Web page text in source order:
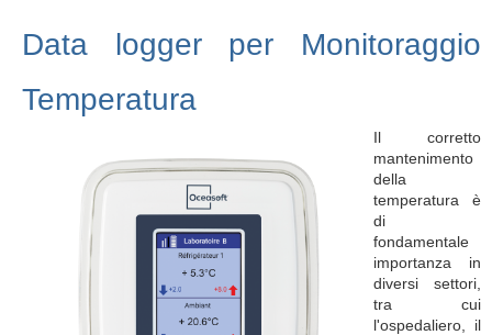
Data logger per Monitoraggio
Temperatura
Il corretto
mantenimento
della
temperatura è
di
fondamentale
importanza in
diversi settori,
tra cui
l'ospedaliero, il